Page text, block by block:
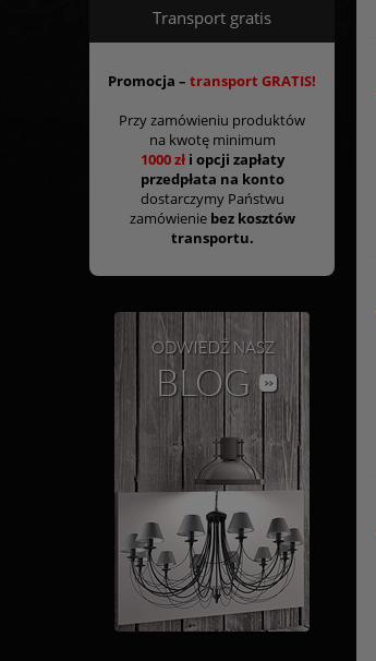
Transport gratis
Promocja – transport GRATIS!
Przy zamówieniu produktów
na kwotę minimum
1000 złi opcji zapłaty
przedpłata na konto
dostarczymy Państwu
zamówienie bez kosztów
transportu.